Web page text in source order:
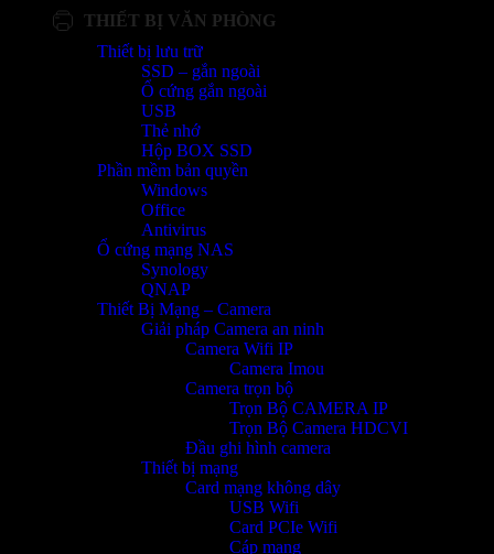
THIẾT BỊ VĂN PHÒNG
Thiết bị lưu trữ
SSD – gắn ngoài
Ổ cứng gắn ngoài
USB
Thẻ nhớ
Hộp BOX SSD
Phần mềm bản quyền
Windows
Office
Antivirus
Ổ cứng mạng NAS
Synology
QNAP
Thiết Bị Mạng – Camera
Giải pháp Camera an ninh
Camera Wifi IP
Camera Imou
Camera trọn bộ
Trọn Bộ CAMERA IP
Trọn Bộ Camera HDCVI
Đầu ghi hình camera
Thiết bị mạng
Card mạng không dây
USB Wifi
Card PCIe Wifi
Cáp mạng